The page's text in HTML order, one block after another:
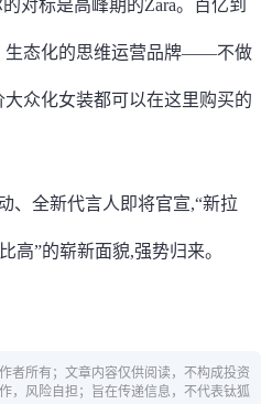
对标是高峰期的Zara。百亿到
生态化的思维运营品牌——不做
众化女装都可以在这里购买的
、全新代言人即将官宣,“新拉
高”的崭新面貌,强势归来。
者所有；文章内容仅供阅读，不构成投资
，风险自担；旨在传递信息，不代表钛狐